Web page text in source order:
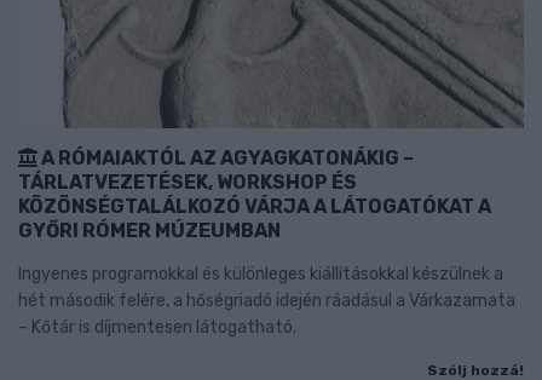
A RÓMAIAKTÓL AZ AGYAGKATONÁKIG –
TÁRLATVEZETÉSEK, WORKSHOP ÉS
KÖZÖNSÉGTALÁLKOZÓ VÁRJA A LÁTOGATÓKAT A
GYŐRI RÓMER MÚZEUMBAN
Ingyenes programokkal és különleges kiállításokkal készülnek a
hét második felére, a hőségriadó idején ráadásul a Várkazamata
– Kőtár is díjmentesen látogatható.
Szólj hozzá!